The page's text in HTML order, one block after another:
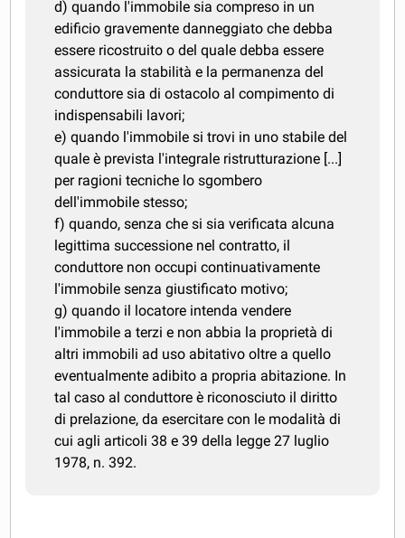
d) quando l'immobile sia compreso in un
edificio gravemente danneggiato che debba
essere ricostruito o del quale debba essere
assicurata la stabilità e la permanenza del
conduttore sia di ostacolo al compimento di
indispensabili lavori;
e) quando l'immobile si trovi in uno stabile del
quale è prevista l'integrale ristrutturazione [...]
per ragioni tecniche lo sgombero
dell'immobile stesso;
f) quando, senza che si sia verificata alcuna
legittima successione nel contratto, il
conduttore non occupi continuativamente
l'immobile senza giustificato motivo;
g) quando il locatore intenda vendere
l'immobile a terzi e non abbia la proprietà di
altri immobili ad uso abitativo oltre a quello
eventualmente adibito a propria abitazione. In
tal caso al conduttore è riconosciuto il diritto
di prelazione, da esercitare con le modalità di
cui agli articoli 38 e 39 della legge 27 luglio
1978, n. 392.